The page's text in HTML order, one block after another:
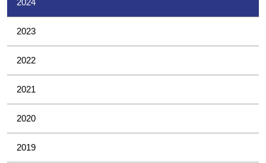
2024
2023
2022
2021
2020
2019